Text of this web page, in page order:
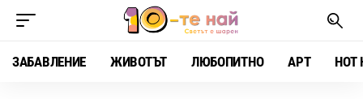
ЗАБАВЛЕНИЕ ЖИВОТЪТ ЛЮБОПИТНО АРТ HOT